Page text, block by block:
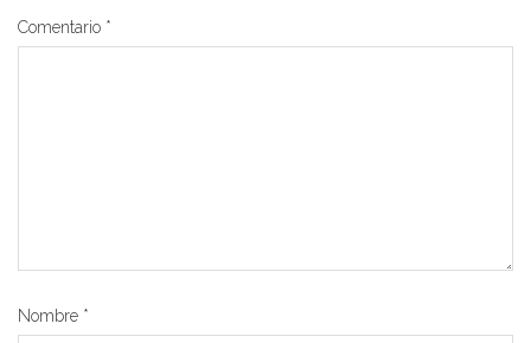
Comentario *
Nombre *